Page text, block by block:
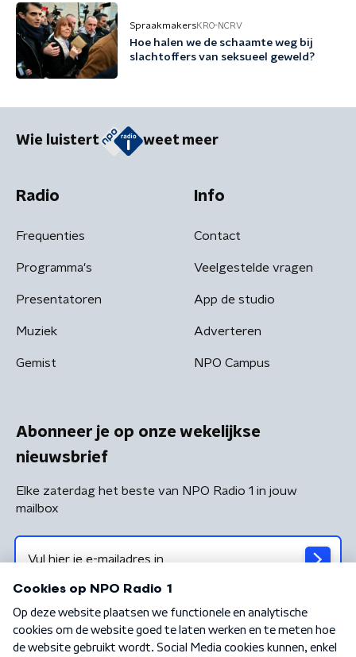
SpraakmakersKRO-NCRV
Hoe halen we de schaamte weg bij
slachtoffers van seksueel geweld?
Wie luistert weet meer
Radio
Frequenties
Programma's
Presentatoren
Muziek
Gemist
Info
Contact
Veelgestelde vragen
App de studio
Adverteren
NPO Campus
Abonneer je op onze wekelijkse
nieuwsbrief
Elke zaterdag het beste van NPO Radio 1 in jouw
mailbox